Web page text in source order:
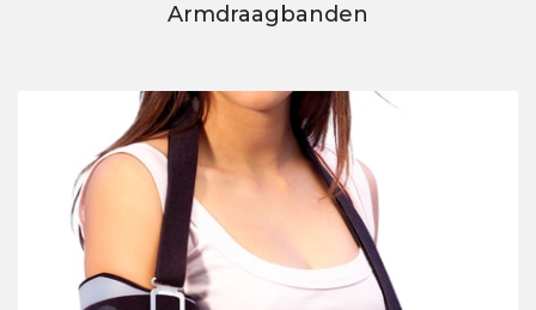
Armdraagbanden